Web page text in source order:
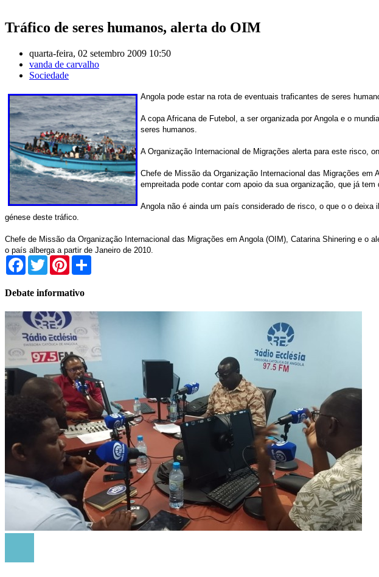
Tráfico de seres humanos, alerta do OIM
quarta-feira, 02 setembro 2009 10:50
vanda de carvalho
Sociedade
Angola pode estar na rota de eventuais traficantes de seres
A copa Africana de Futebol, a ser organizada por Angola e o
seres humanos.
A Organização Internacional de Migrações alerta para este risco,
Chefe de Missão da Organização Internacional das Migrações
empreitada pode contar com apoio da sua organização, que já
Angola não é ainda um país considerado de risco, o que o o
génese deste tráfico.
Chefe de Missão da Organização Internacional das Migrações em Angola (OIM), Catarina Shinering e
o país alberga a partir de Janeiro de 2010.
Facebook
TwitterPinterest
Debate informativo